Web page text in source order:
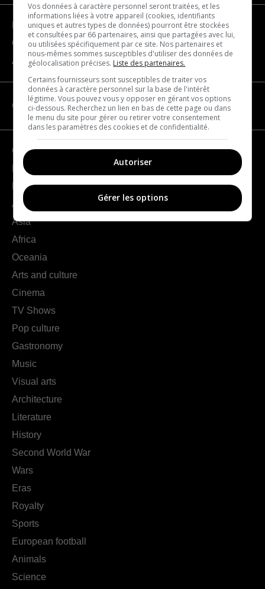
Become a partner
Contact us
About us
CATEGORIES
Geography
France
Europe
Americas
Asia
Africa
Oceania
Arts and culture
Cinema
TV Shows
Pop culture
Gastronomy
Music
Visual arts
Architecture
Literature
History
Second World War
Wars
Eras
Royalty
Sports
European football
Animals
Science
Vos données à caractère personnel seront traitées, et les
informations liées à votre appareil (cookies, identifiants
uniques et autres types de données) pourront être stockées
et consultées par 66 partenaires, ainsi que partagées avec lui,
ou utilisées spécifiquement par ce site. Nos partenaires et
nous-mêmes sommes susceptibles d'utiliser des données de
géolocalisation précises. Liste des partenaires.
Certains fournisseurs sont susceptibles de traiter vos
données à caractère personnel sur la base de l'intérêt
légitime. Vous pouvez vous y opposer en gérant vos options
ci-dessous. Recherchez un lien en bas de cette page ou dans
le menu du site pour gérer ou retirer votre consentement
dans les paramètres des cookies et de confidentialité.
Autoriser
Gérer les options